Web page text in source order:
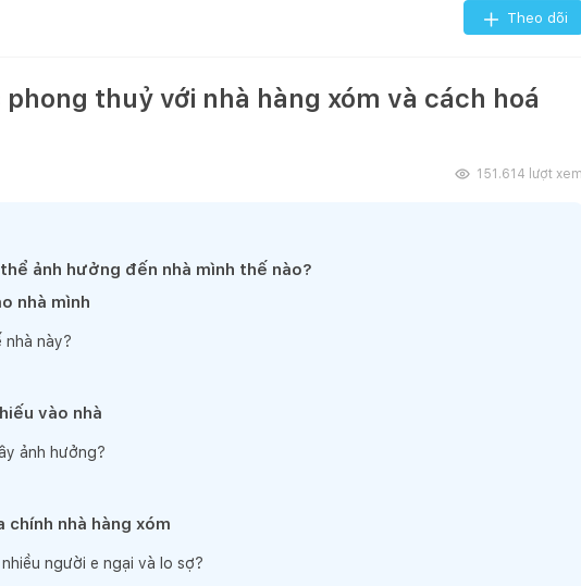
Theo dõi
thuỷ với nhà hàng xóm và cách hoá
151.614 lượt xem
ảnh hưởng đến nhà mình thế nào?
nhà mình
nhà này?
vào nhà
ảnh hưởng?
chính nhà hàng xóm
người e ngại và lo sợ?